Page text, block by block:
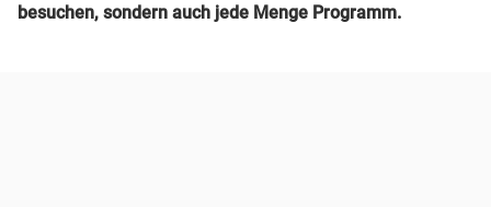
besuchen, sondern auch jede Menge Programm.